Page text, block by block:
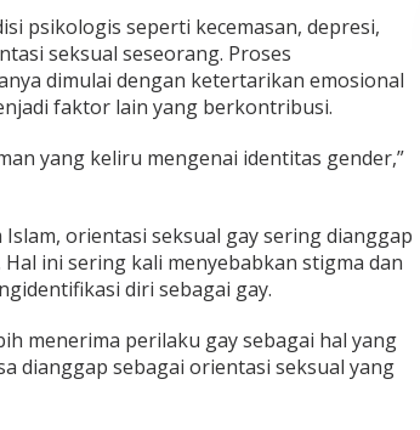
psikologis seperti kecemasan, depresi,
seksual seseorang. Proses
dimulai dengan ketertarikan emosional
faktor lain yang berkontribusi.
yang keliru mengenai identitas gender,”
orientasi seksual gay sering dianggap
ini sering kali menyebabkan stigma dan
diri sebagai gay.
menerima perilaku gay sebagai hal yang
dianggap sebagai orientasi seksual yang